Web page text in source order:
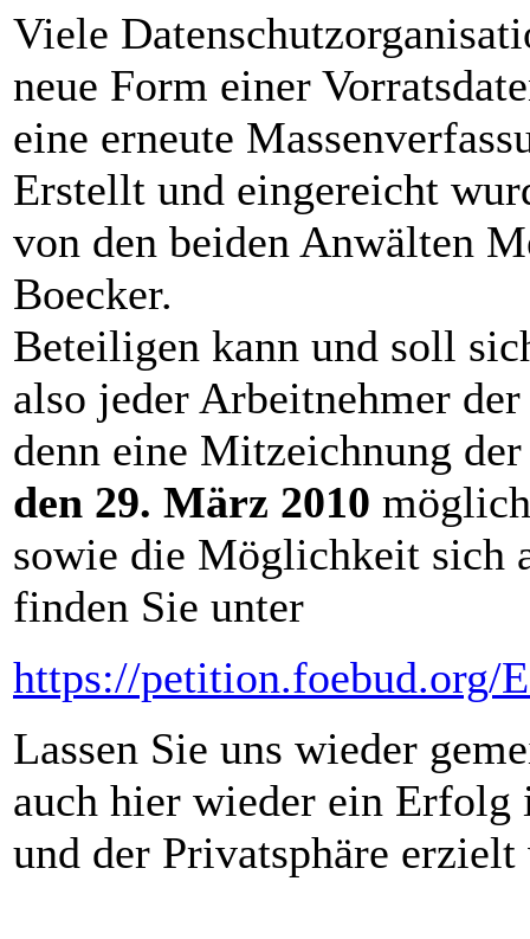
Viele
neue Form einer
eine erneute
Erstellt und eingereicht
von den beiden Anwälten
Boecker.
Beteiligen kann und soll
also jeder Arbeitnehmer
denn eine Mitzeichnung
den 29. März 2010
sowie die Möglichkeit sich
finden Sie unter
https://petition.foebud.org/
Lassen Sie uns wieder
auch hier wieder ein Erfolg
und der Privatsphäre erzielt